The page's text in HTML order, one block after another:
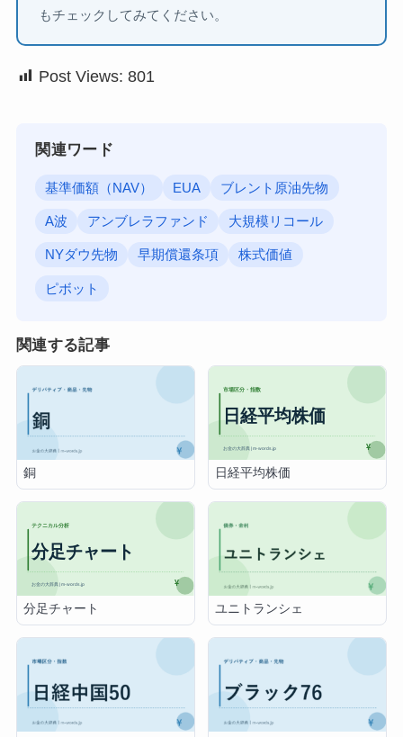
もチェックしてみてください。
Post Views: 801
関連ワード
基準価額（NAV） EUA ブレント原油先物
A波 アンブレラファンド 大規模リコール
NYダウ先物 早期償還条項 株式価値
ピボット
関連する記事
銅 日経平均株価
分足チャート ユニトランシェ